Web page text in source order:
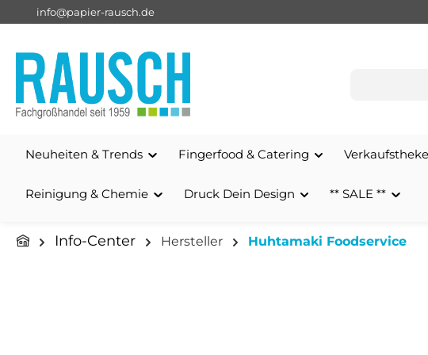
Zur Hauptnavigation springen
info@papier-rausch.de
Neuheiten & Trends Fingerfood & Catering
Reinigung & Chemie Druck Dein Design ** SALE **
Info-Center Hersteller Huhtamaki Foodservice